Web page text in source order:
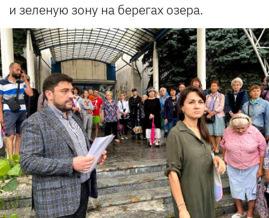
и зеленую зону на берегах озера.